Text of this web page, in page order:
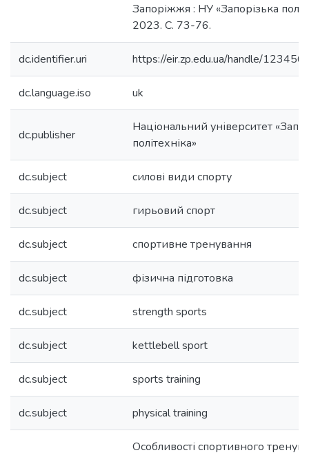
Запоріжжя : НУ «Запорізька
2023. С. 73-76.
dc.identifier.uri https://eir.zp.edu.ua/handle/
dc.language.iso uk
dc.publisher
Національний університет
політехніка»
dc.subject силові види спорту
dc.subject гирьовий спорт
dc.subject спортивне тренування
dc.subject фізична підготовка
dc.subject strength sports
dc.subject kettlebell sport
dc.subject sports training
dc.subject physical training
Особливості спортивного